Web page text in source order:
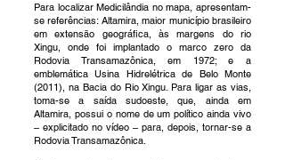
Para localizar Medicilândia no mapa, apresentam-
se referências: Altamira, maior município brasileiro
em extensão geográfica, às margens do rio
Xingu, onde foi implantado o marco zero da
Rodovia Transamazônica, em 1972; e a
emblemática Usina Hidrelétrica de Belo Monte
(2011), na Bacia do Rio Xingu. Para ligar as vias,
toma-se a saída sudoeste, que, ainda em
Altamira, possui o nome de um político ainda vivo
– explicitado no vídeo – para, depois, tornar-se a
Rodovia Transamazônica.